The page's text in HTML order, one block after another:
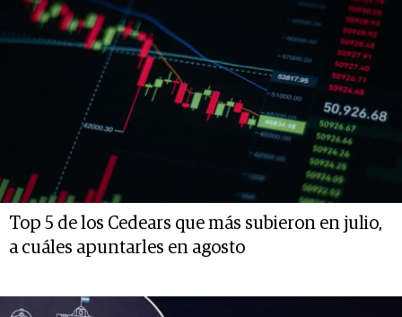
Top 5 de los Cedears que más subieron en julio,
a cuáles apuntarles en agosto